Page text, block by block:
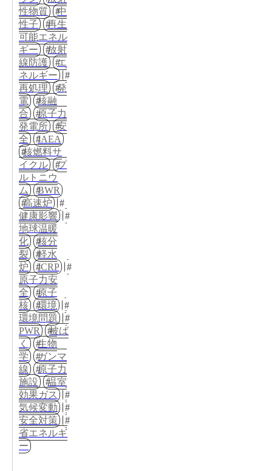
性物質
中
性子
再生
可能エネル
ギー
放射
線防護
エ
ネルギー
再処理
発
電
核融
合
原子力
発電所
安
全
IAEA
核燃料サ
イクル
プ
ルトニウ
ム
BWR
高速炉
健康影響
地球温暖
化
核分
裂
軽水
炉
ICRP
原子力安
全
原子
核
環境
環境問題
PWR
被ば
く
生物
学
ガンマ
線
原子力
施設
温室
効果ガス
気候変動
安全対策
省エネルギ
ー